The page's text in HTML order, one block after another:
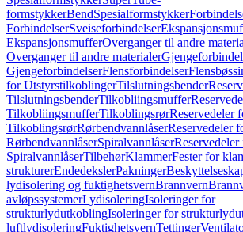
formstykkerBendSpesialformstykker
ForbindelserSveiseforbindelser
EkspansjonsmufferOverganger til andre
Overganger til andre materialer
GjengeforbindelserFlensforbindelser
for UtstyrstilkoblingerTilslutningsbender
TilslutningsbenderTilkobliingsmuffer
TilkobliingsmufferTilkoblingsrørReservedeler
TilkoblingsrørRørbendvannlåserReservedeler
RørbendvannlåserSpiralvannlåserReservedeler
SpiralvannlåserTilbehørKlammerFester for
strukturerEndedekslerPakninger
lydisolering og fuktighetsvernBrannvern
avløpssystemerLydisoleringIsoleringer for
strukturlydutkoblingIsoleringer for
luftlydisoleringFuktighetsvernTettinger